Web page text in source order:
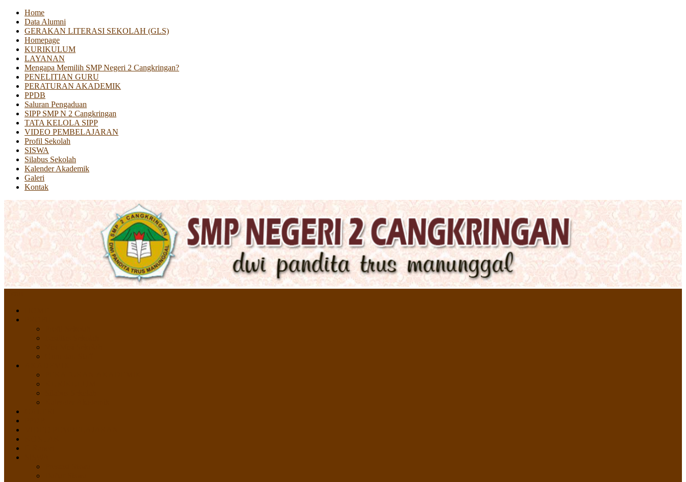
Home
Data Alumni
GERAKAN LITERASI SEKOLAH (GLS)
Homepage
KURIKULUM
LAYANAN
Mengapa Memilih SMP Negeri 2 Cangkringan?
PENELITIAN GURU
PERATURAN AKADEMIK
PPDB
Saluran Pengaduan
SIPP SMP N 2 Cangkringan
TATA KELOLA SIPP
VIDEO PEMBELAJARAN
Profil Sekolah
SISWA
Silabus Sekolah
Kalender Akademik
Galeri
Kontak